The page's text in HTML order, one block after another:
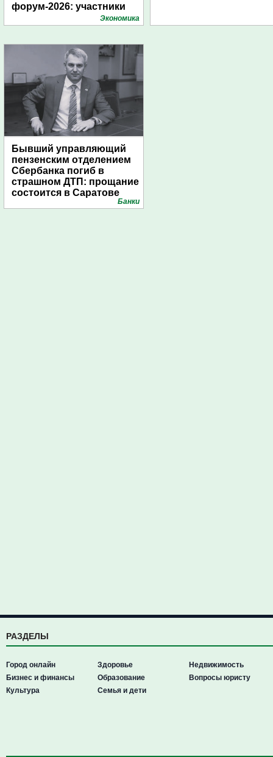
форум-2026: участники
подготовили креативные
Экономика
Бывший управляющий
пензенским отделением
Сбербанка погиб в
страшном ДТП: прощание
состоится в Саратове
Банки
РАЗДЕЛЫ
Город онлайн
Бизнес и финансы
Культура
Здоровье
Образование
Семья и дети
Недвижимость
Вопросы юристу